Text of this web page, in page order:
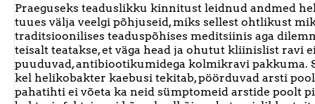
Praeguseks teaduslikku kinnitust leidnud andmed
tuues välja veelgi põhjuseid, miks sellest ohtlikust
traditsioonilises teaduspõhises meditsiinis aga
teisalt teatakse, et väga head ja ohutut kliinislist ravi
puuduvad, antibiootikumidega kolmikravi pakkuma.
kel helikobakter kaebusi tekitab, pöörduvad arsti
pahatihti ei võeta ka neid sümptomeid arstide poolt